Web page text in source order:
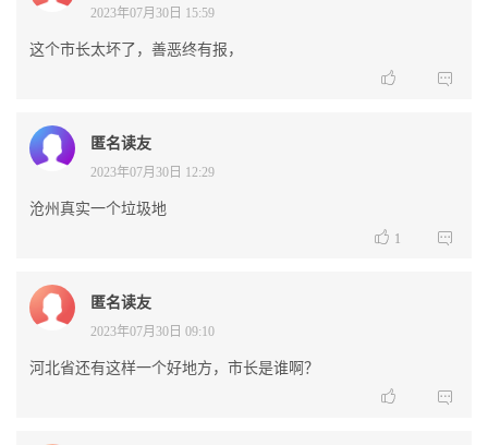
2023年07月30日 15:59
这个市长太坏了，善恶终有报，


匿名读友
2023年07月30日 12:29
沧州真实一个垃圾地
 1 
匿名读友
2023年07月30日 09:10
河北省还有这样一个好地方，市长是谁啊？

